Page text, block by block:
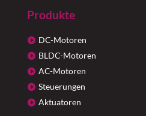
Produkte
DC-Motoren
BLDC-Motoren
AC-Motoren
Steuerungen
Aktuatoren